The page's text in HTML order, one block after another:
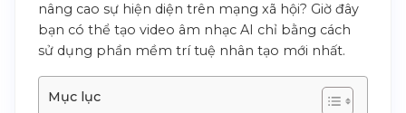
nâng cao sự hiện diện trên mạng xã hội? Giờ đây
bạn có thể tạo video âm nhạc AI chỉ bằng cách
sử dụng phần mềm trí tuệ nhân tạo mới nhất.
Mục lục